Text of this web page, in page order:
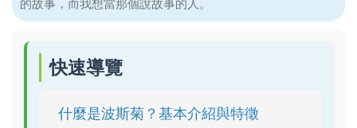
的故事，而我想當那個說故事的人。
快速導覽
什麼是波斯菊？基本介紹與特徵